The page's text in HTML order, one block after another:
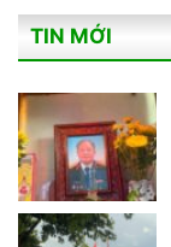
TIN MỚI